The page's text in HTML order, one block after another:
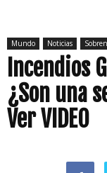
Mundo Noticias
Incendios
¿Son una
Ver VIDEO